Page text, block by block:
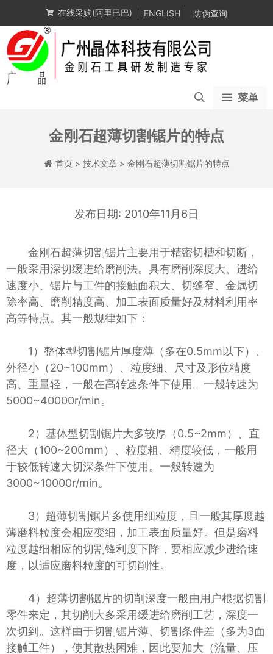
至
内
容
在线采购(阿里巴巴) ENGLISH 防伪查询
菜单
金刚石超薄切割锯片的特点
首页> 技术文章> 金刚石超薄切割锯片的特点
2010年11月6日
金刚石超薄切割锯片主要用于精密切槽和切断，
一般采用深切缓进给磨削法。具有磨削深度大、进给
速度小、锯片与工件的接触面积大、切缝窄、金属切
除率高、磨削精度高、加工表面质量好及材料利用率
高等特点。其一般规律如下：
1）整体型切割锯片厚度薄（多在0.5mm以下）、
外径小（20~100mm）、粒度细、尺寸及形位精度
高、重量轻，一般在高转速条件下使用。一般转速为
5000~40000r/min。
2）基体型切割锯片大多较厚（0.5~2mm）、直
径大（100~200mm）、粒度粗、精度较低，一般用
于较低转速大切深条件下使用。一般转速为
3000~10000r/min。
3）超薄切割锯片多使用细粒度，且一般其厚度越
薄磨料粒度会相应变细，加工表面质量好。但是磨料
粒度越细相应的切割锋利度下降，要相应减少进给速
度，以适应磨料粒度的可切削性。
4）超薄切割锯片的切削深度一般由用户根据切割
零件来定，其切削大多采用缓进给磨削工艺，深度一
次切到。这样由于切割锯片薄、切割条件差（多为3面
接触工件），使其散热困难，因此要加大（流量、压